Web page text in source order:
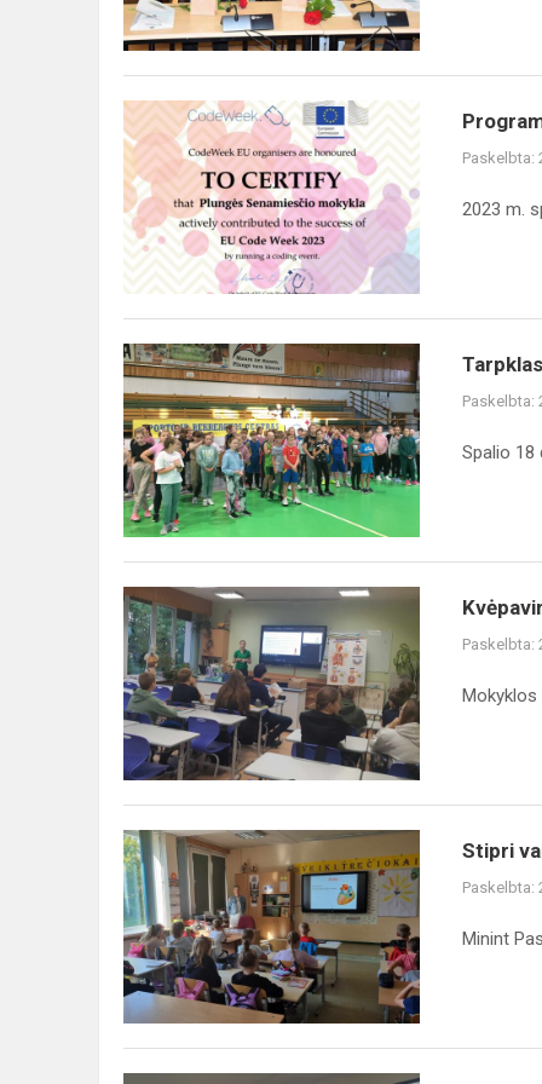
tremtis,
tremtiniai,
pol...
Programavimo
savaitė
,,Žaidybinis
programavimas“
Paskelbta:
2023 m.
Tarpklasinės
ketvirtokų
kvadrato
varžybos
Paskelbta:
Spalio 18
Kvėpavimas.
Pirmoji
pagalba
jam
sutrikus
Paskelbta:
Stipri
vaiko
širdutė
Stipri
Paskelbta:
Minint